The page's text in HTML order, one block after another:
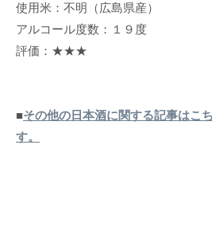
使用米：不明（広島県産）
アルコール度数：１９度
評価：★★★
■その他の日本酒に関する記事はこ
す。